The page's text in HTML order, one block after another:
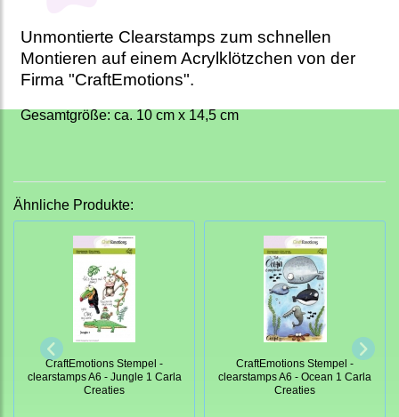
Unmontierte Clearstamps zum schnellen
Montieren auf einem Acrylklötzchen von der
Firma "CraftEmotions".
Gesamtgröße: ca. 10 cm x 14,5 cm
Ähnliche Produkte:
CraftEmotions Stempel -
clearstamps A6 - Jungle 1 Carla
Creaties
CraftEmotions Stempel -
clearstamps A6 - Ocean 1 Carla
Creaties